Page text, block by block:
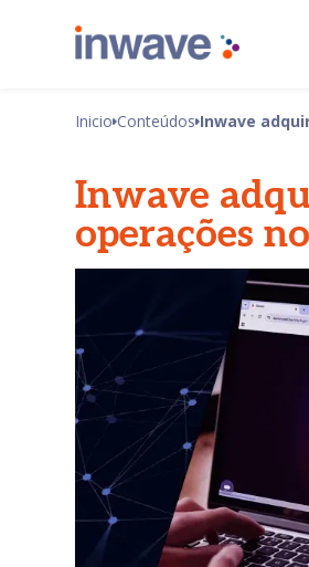
Inicio Conteúdos Inwave
Inwave
operações